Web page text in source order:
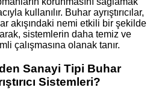
kullanılır. Buhar ayrıştırıcılar,
akışındaki nemi etkili bir şekilde
sistemlerin daha temiz ve
çalışmasına olanak tanır.
Sanayi Tipi Buhar
Sistemleri?